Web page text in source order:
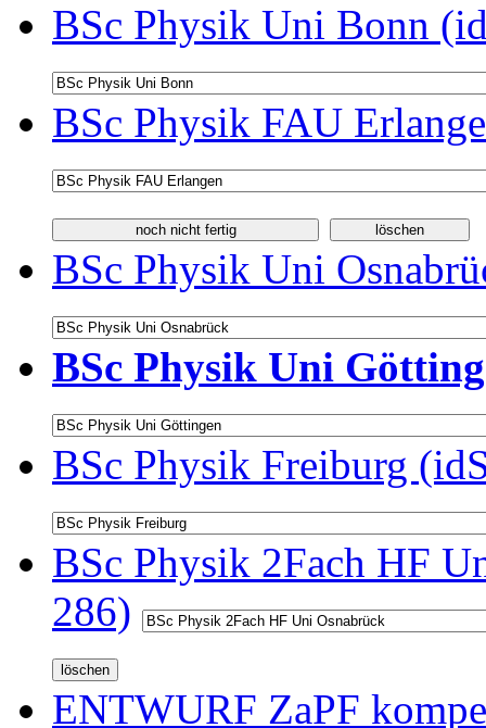
BSc Physik Uni Bonn
BSc Physik FAU
BSc Physik Uni
BSc Physik Uni
BSc Physik Freiburg
BSc Physik 2Fach HF
286)
ENTWURF ZaPF